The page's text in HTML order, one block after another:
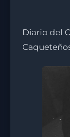
Diario del